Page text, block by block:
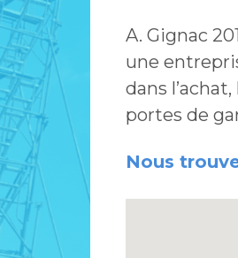
A. Gignac
une
dans
portes de
Nous